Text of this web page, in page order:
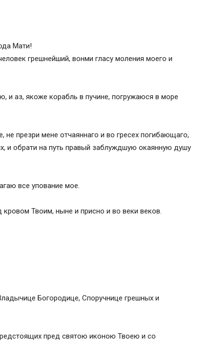
Мати!
грешнейший, вонми гласу моления моего и
и аз, якоже корабль в пучине, погружаюся в море
презри мене отчаяннаго и во гресех погибающаго,
и обрати на путь правый заблуждшую окаянную душу
все упование мое.
Твоим, ныне и присно и во веки веков.
Богородице, Споручнице грешных и
пред святою иконою Твоею и со